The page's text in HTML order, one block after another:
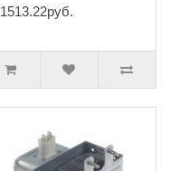
1513.22руб.